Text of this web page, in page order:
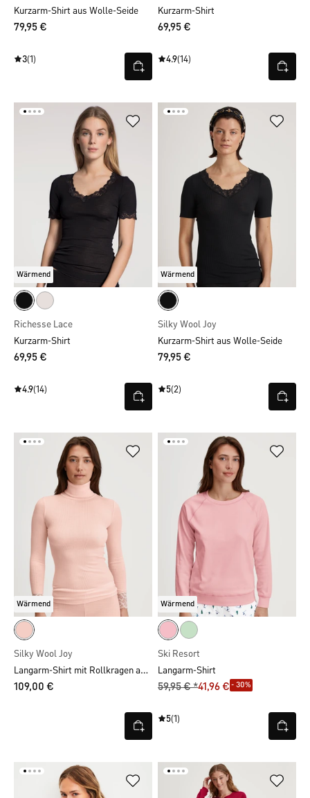
Kurzarm-Shirt aus Wolle-Seide
79,95 €
3(1)
Kurzarm-Shirt
69,95 €
4.9(14)
Wärmend
Richesse Lace
Kurzarm-Shirt
69,95 €
4.9(14)
Wärmend
Silky Wool Joy
Kurzarm-Shirt aus Wolle-Seide
79,95 €
5(2)
Wärmend
Silky Wool Joy
Langarm-Shirt mit Rollkragen aus Wolle-Seide
109,00 €
Wärmend
Ski Resort
Langarm-Shirt
59,95 € *41,96 € - 30%
5(1)